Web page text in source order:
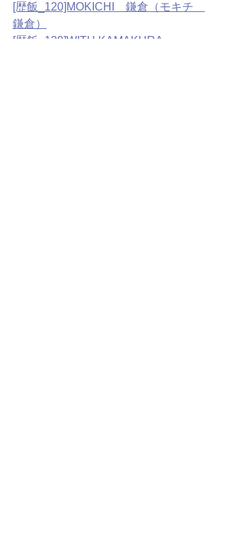
[歴飯_120]MOKICHI　鎌倉（モキチ
鎌倉）
[歴飯_129]WITH KAMAKURA